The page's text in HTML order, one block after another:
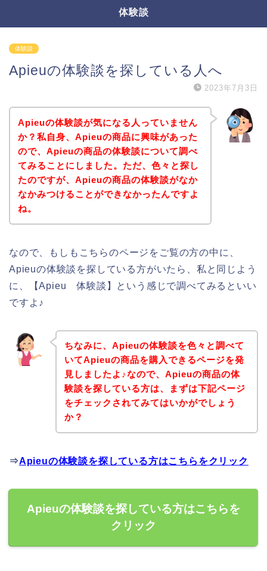
体験談
体験談
Apieuの体験談を探している人へ
2023年7月3日
Apieuの体験談が気になる人っていません
か？私自身、Apieuの商品に興味があった
ので、Apieuの商品の体験談について調べ
てみることにしました。ただ、色々と探し
たのですが、Apieuの商品の体験談がなか
なかみつけることができなかったんですよ
ね。
なので、もしもこちらのページをご覧の方の中に、
Apieuの体験談を探している方がいたら、私と同じよう
に、【Apieu 体験談】という感じで調べてみるといい
ですよ♪
ちなみに、Apieuの体験談を色々と調べて
いてApieuの商品を購入できるページを発
見しましたよ♪なので、Apieuの商品の体
験談を探している方は、まずは下記ページ
をチェックされてみてはいかがでしょう
か？
⇒Apieuの体験談を探している方はこちらをクリック
Apieuの体験談を探している方はこちらを
クリック